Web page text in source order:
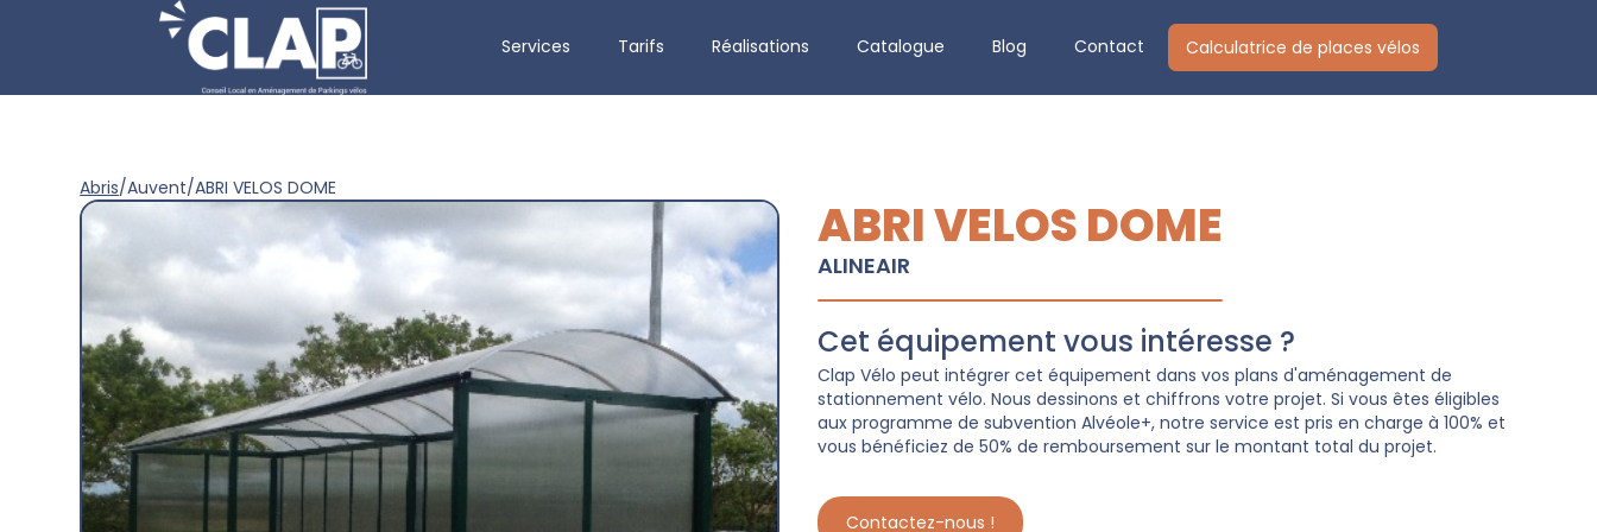
Services Tarifs Réalisations Catalogue Blog Contact Calculatrice de places vélos
Abris/Auvent/ABRI VELOS DOME
ABRI VELOS DOME
ALINEAIR
Cet équipement vous intéresse ?
Clap Vélo peut intégrer cet équipement dans vos plans d'aménagement de
stationnement vélo. Nous dessinons et chiffrons votre projet. Si vous êtes éligibles
aux programme de subvention Alvéole+, notre service est pris en charge à 100% et
vous bénéficiez de 50% de remboursement sur le montant total du projet.
Contactez-nous !